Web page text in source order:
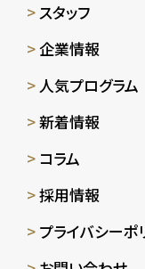
スタッフ
企業情報
人気プログラム
新着情報
コラム
採用情報
プライバシーポ